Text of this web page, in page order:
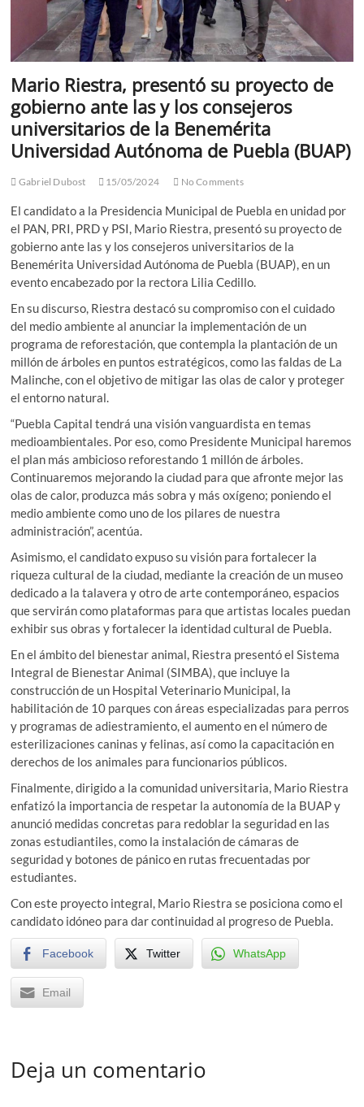
Mario Riestra, presentó su proyecto de
gobierno ante las y los consejeros
universitarios de la Benemérita
Universidad Autónoma de Puebla (BUAP)
Gabriel Dubost 15/05/2024 No Comments
El candidato a la Presidencia Municipal de Puebla en unidad por
el PAN, PRI, PRD y PSI, Mario Riestra, presentó su proyecto de
gobierno ante las y los consejeros universitarios de la
Benemérita Universidad Autónoma de Puebla (BUAP), en un
evento encabezado por la rectora Lilia Cedillo.
En su discurso, Riestra destacó su compromiso con el cuidado
del medio ambiente al anunciar la implementación de un
programa de reforestación, que contempla la plantación de un
millón de árboles en puntos estratégicos, como las faldas de La
Malinche, con el objetivo de mitigar las olas de calor y proteger
el entorno natural.
“Puebla Capital tendrá una visión vanguardista en temas
medioambientales. Por eso, como Presidente Municipal haremos
el plan más ambicioso reforestando 1 millón de árboles.
Continuaremos mejorando la ciudad para que afronte mejor las
olas de calor, produzca más sobra y más oxígeno; poniendo el
medio ambiente como uno de los pilares de nuestra
administración”, acentúa.
Asimismo, el candidato expuso su visión para fortalecer la
riqueza cultural de la ciudad, mediante la creación de un museo
dedicado a la talavera y otro de arte contemporáneo, espacios
que servirán como plataformas para que artistas locales puedan
exhibir sus obras y fortalecer la identidad cultural de Puebla.
En el ámbito del bienestar animal, Riestra presentó el Sistema
Integral de Bienestar Animal (SIMBA), que incluye la
construcción de un Hospital Veterinario Municipal, la
habilitación de 10 parques con áreas especializadas para perros
y programas de adiestramiento, el aumento en el número de
esterilizaciones caninas y felinas, así como la capacitación en
derechos de los animales para funcionarios públicos.
Finalmente, dirigido a la comunidad universitaria, Mario Riestra
enfatizó la importancia de respetar la autonomía de la BUAP y
anunció medidas concretas para redoblar la seguridad en las
zonas estudiantiles, como la instalación de cámaras de
seguridad y botones de pánico en rutas frecuentadas por
estudiantes.
Con este proyecto integral, Mario Riestra se posiciona como el
candidato idóneo para dar continuidad al progreso de Puebla.
Facebook Twitter WhatsApp
Email
Deja un comentario